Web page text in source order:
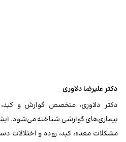
دکتر علیرضا دلاوری
دکتر دلاوری، متخصص گوارش و کبد،
بیماری‌های گوارشی شناخته می‌شود.
مشکلات معده، کبد، روده و اختلالات